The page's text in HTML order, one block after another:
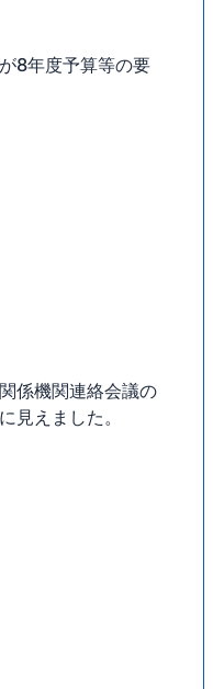
8年度予算等の要
係機関連絡会議の
見えました。